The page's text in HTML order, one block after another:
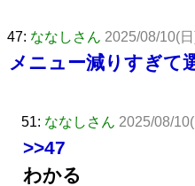
47: ななしさん 2025/08/10(
メニュー減りすぎて
51: ななしさん 2025/08/
>>47
わかる